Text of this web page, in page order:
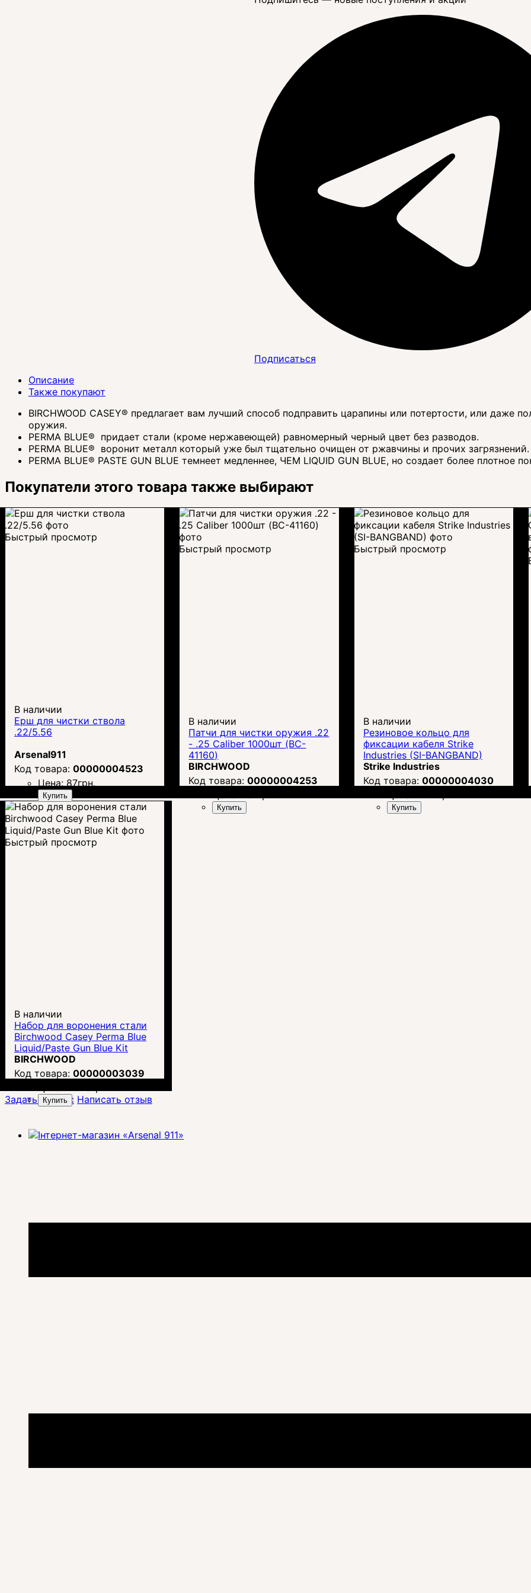
Подписаться
Описание
Также покупают
BIRCHWOOD CASEY® предлагает вам лучший способ подправить царапины или потертости, или даже
оружия.
PERMA BLUE® придает стали (кроме нержавеющей) равномерный черный цвет без разводов.
PERMA BLUE® воронит металл который уже был тщательно очищен от ржавчины и прочих загрязнений.
PERMA BLUE® PASTE GUN BLUE темнеет медленнее, ЧЕМ LIQUID GUN BLUE, но создает более плотное
Покупатели этого товара также выбирают
Быстрый просмотр
В наличии
Ерш для чистки ствола
.22/5.56
Arsenal911
00000004523
Цена: 87грн.
Купить
Быстрый просмотр
В наличии
Патчи для чистки оружия .22
- .25 Caliber 1000шт (BC-
41160)
BIRCHWOOD
00000004253
Купить
Быстрый просмотр
В наличии
Резиновое кольцо для
фиксации кабеля Strike
Industries (SI-BANGBAND)
Strike Industries
00000004030
Купить
Быстрый просмотр
В наличии
Набор для воронения стали
Birchwood Casey Perma Blue
Liquid/Paste Gun Blue Kit
BIRCHWOOD
00000003039
Купить
Задать вопрос Написать отзыв